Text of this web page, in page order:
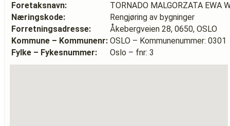
Foretaksnavn:
TORNADO MALGORZATA EWA
Næringskode:
Rengjøring av bygninger
Forretningsadresse:
Åkebergveien 28, 0650, OSLO
Kommune – Kommunenr: OSLO – Kommunenummer: 0301
Fylke – Fykesnummer:
Oslo – fnr: 3